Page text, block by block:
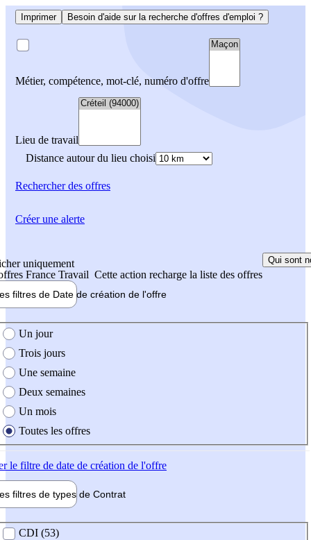
Imprimer Besoin d'aide sur la recherche d'offres d'emploi ?
Métier, compétence, mot-clé, numéro d'offre
Lieu de travail
Distance autour du lieu choisi
Rechercherdes offres
uniquement
France Travail Cette action recharge la liste des offres
Qui sont
filtres de Date de création de l'offre
création de l'offre
Un jour
Trois jours
Une semaine
Deux semaines
Un mois
Toutes les offres
le filtre de date de création de l'offre
filtres de types de Contrat
contrat
CDI (53)
Créer une alerte